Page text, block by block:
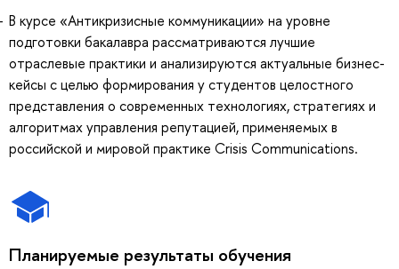
В курсе «Антикризисные коммуникации» на уровне
подготовки бакалавра рассматриваются лучшие
отраслевые практики и анализируются актуальные бизнес-
кейсы с целью формирования у студентов целостного
представления о современных технологиях, стратегиях и
алгоритмах управления репутацией, применяемых в
российской и мировой практике Crisis Communications.
Планируемые результаты обучения